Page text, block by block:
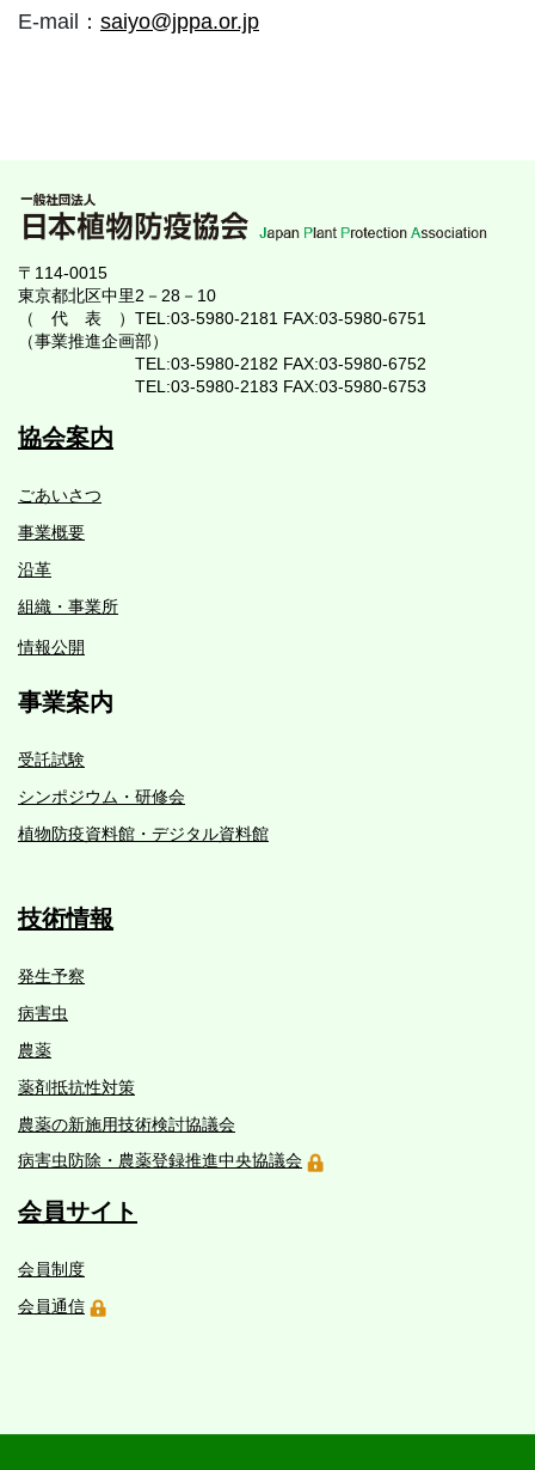
E-mail： saiyo@jppa.or.jp
〒114-0015
東京都北区中里2－28－10
（ 代 表 ）TEL:03-5980-2181 FAX:03-5980-6751
（事業推進企画部）
TEL:03-5980-2182 FAX:03-5980-6752
TEL:03-5980-2183 FAX:03-5980-6753
協会案内
ごあいさつ
事業概要
沿革
組織・事業所
情報公開
事業案内
受託試験
シンポジウム・研修会
植物防疫資料館・デジタル資料館
技術情報
発生予察
病害虫
農薬
薬剤抵抗性対策
農薬の新施用技術検討協議会
病害虫防除・農薬登録推進中央協議会
会員サイト
会員制度
会員通信